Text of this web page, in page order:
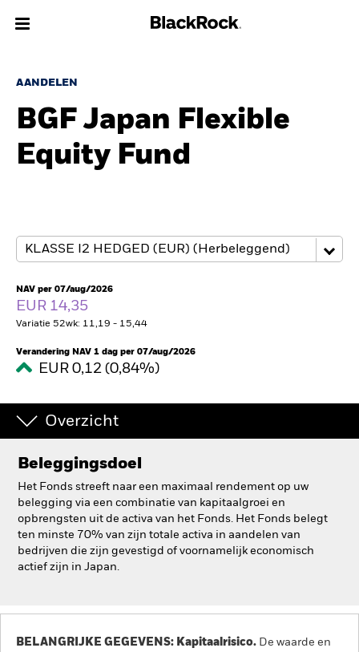
Over Ons
Producten
Thema's
Beleggingsinformatie
Particulieren
Nederland
iShares
Aladdin
Ons bedrijf
AANDELEN
BGF Japan Flexible
Equity Fund
NAV per 07/aug/2026
EUR 14,35
Variatie 52wk: 11,19 - 15,44
Verandering NAV 1 dag per 07/aug/2026
EUR 0,12 (0,84%)
Overzicht
Beleggingsdoel
Het Fonds streeft naar een maximaal rendement op uw
belegging via een combinatie van kapitaalgroei en
opbrengsten uit de activa van het Fonds. Het Fonds belegt
ten minste 70% van zijn totale activa in aandelen van
bedrijven die zijn gevestigd of voornamelijk economisch
actief zijn in Japan.
BELANGRIJKE GEGEVENS: Kapitaalrisico. De waarde en